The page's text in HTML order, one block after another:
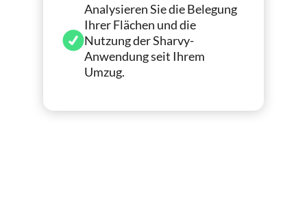
Analysieren Sie die Belegung
Ihrer Flächen und die
Nutzung der Sharvy-
Anwendung seit Ihrem
Umzug.